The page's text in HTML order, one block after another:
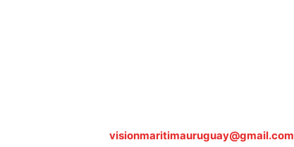
visionmaritimauruguay@gmail.com